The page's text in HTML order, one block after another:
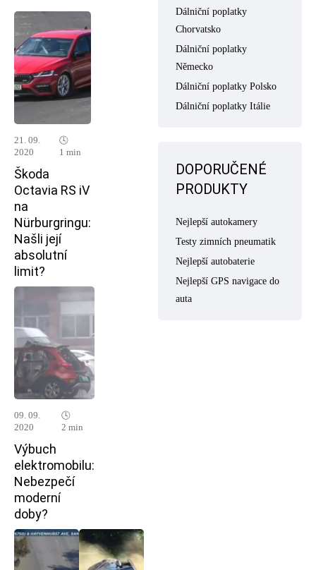
21. 09.
2020
🕓
1 min
Škoda
Octavia RS iV
na
Nürburgringu:
Našli její
absolutní
limit?
09. 09.
2020
🕓
2 min
Výbuch
elektromobilu:
Nebezpečí
moderní
doby?
Dálniční poplatky
Chorvatsko
Dálniční poplatky
Německo
Dálniční poplatky Polsko
Dálniční poplatky Itálie
DOPORUČENÉ
PRODUKTY
Nejlepší autokamery
Testy zimních pneumatik
Nejlepší autobaterie
Nejlepší GPS navigace do
auta